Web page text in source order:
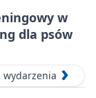
w
dla psów
wydarzenia